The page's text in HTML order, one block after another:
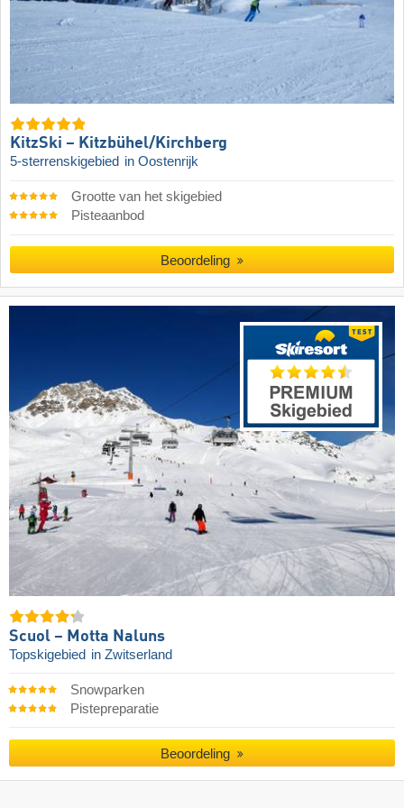
KitzSki – Kitzbühel/​Kirchberg
5-sterrenskigebied in Oostenrijk
Grootte van het skigebied
Pisteaanbod
Beoordeling
Scuol – Motta Naluns
Topskigebied in Zwitserland
Snowparken
Pistepreparatie
Beoordeling